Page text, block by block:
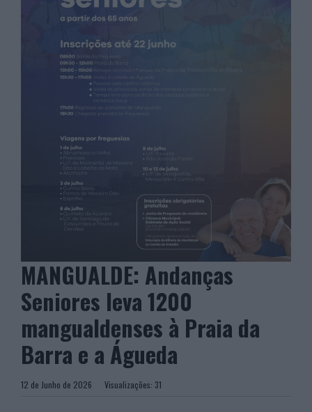
MANGUALDE: Andanças
Seniores leva 1200
mangualdenses à Praia da
Barra e a Águeda
12 de Junho de 2026 Visualizações: 31